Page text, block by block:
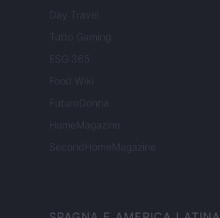
Day Travel
Tutto Gaming
ESG 365
Food Wiki
FuturoDonna
HomeMagazine
SecondHomeMagazine